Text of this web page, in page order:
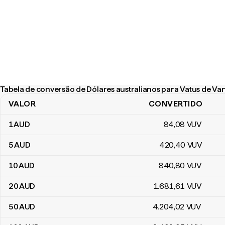
Tabela de conversão de Dólares australianos para Vatus de
Tabela de conversão de Dólares australianos para Vatus de
VALOR CONVERTIDO
1AUD 84,08 VUV
5AUD 420,40 VUV
10AUD 840,80 VUV
20AUD 1.681,61 VUV
50AUD 4.204,02 VUV